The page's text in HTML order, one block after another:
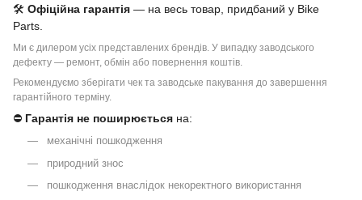
🛠 Офіційна гарантія — на весь товар, придбаний у Bike
Parts.
Ми є дилером усіх представлених брендів. У випадку заводського
дефекту — ремонт, обмін або повернення коштів.
Рекомендуємо зберігати чек та заводське пакування до завершення
гарантійного терміну.
⛔ Гарантія не поширюється на:
механічні пошкодження
природний знос
пошкодження внаслідок некоректного використання